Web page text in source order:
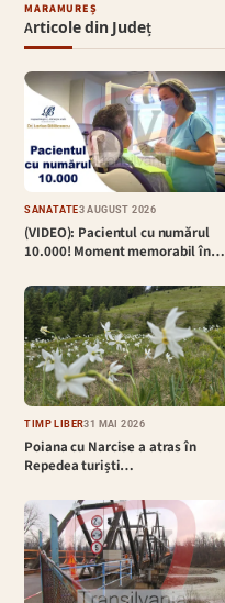
MARAMUREȘ
Articole din Județ
SĂNĂTATE3 AUGUST 2026
(VIDEO): Pacientul cu numărul
10.000! Moment memorabil în…
TIMP LIBER31 MAI 2026
Poiana cu Narcise a atras în
Repedea turiști…